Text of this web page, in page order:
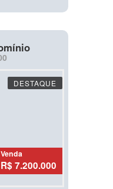
DESTAQUE
Venda
R$ 7.200.000